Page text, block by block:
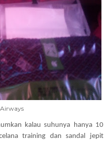
kalau suhunya hanya 10
training dan sandal jepit